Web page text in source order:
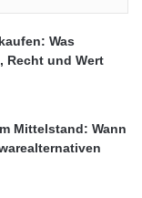
Was
Recht und Wert
Mittelstand: Wann